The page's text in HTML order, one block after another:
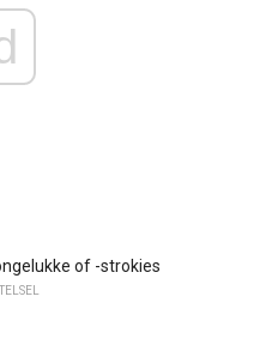
of -strokies